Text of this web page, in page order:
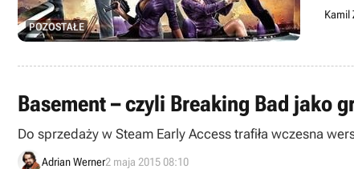
POZOSTAŁE
Kamil
Basement – czyli Breaking Bad jako
Do sprzedaży w Steam Early Access trafiła wczesna
Adrian Werner2 maja 2015 08:10